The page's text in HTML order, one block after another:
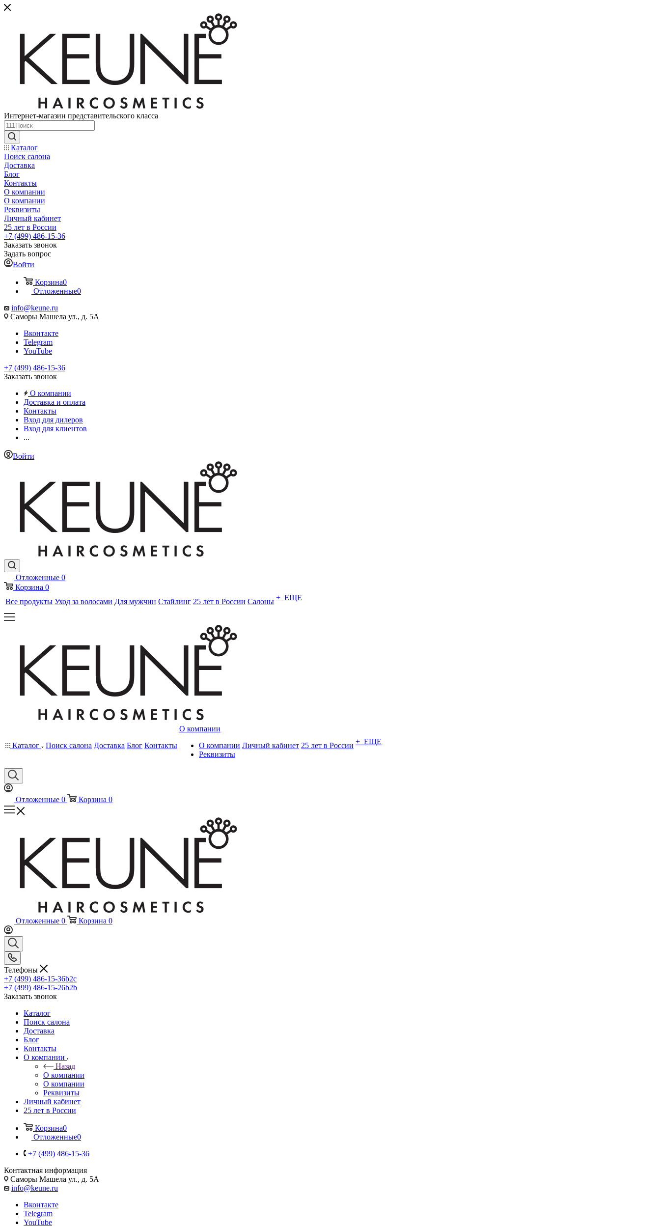
Интернет-магазин представительского класса
Каталог
Поиск салона
Доставка
Блог
Контакты
О компании
О компании
Реквизиты
Личный кабинет
25 лет в России
+7 (499) 486-15-36
Заказать звонок
Задать вопрос
Войти
Корзина0
Отложенные0
info@keune.ru
Саморы Машела ул., д. 5А
Вконтакте
Telegram
YouTube
+7 (499) 486-15-36
Заказать звонок
О компании
Доставка и оплата
Контакты
Вход для дилеров
Вход для клиентов
...
Войти
Отложенные 0
Корзина 0
Все продукты Уход за волосами Для мужчин Стайлинг 25 лет в России Салоны + ЕЩЕ
Каталог Поиск салона Доставка Блог Контакты
О компании
О компании
Реквизиты
Личный кабинет 25 лет в России + ЕЩЕ
Отложенные 0 Корзина 0
Отложенные 0 Корзина 0
Телефоны
+7 (499) 486-15-36b2c
+7 (499) 486-15-26b2b
Заказать звонок
Каталог
Поиск салона
Доставка
Блог
Контакты
О компании
Назад
О компании
О компании
Реквизиты
Личный кабинет
25 лет в России
Корзина0
Отложенные0
+7 (499) 486-15-36
Контактная информация
Саморы Машела ул., д. 5А
info@keune.ru
Вконтакте
Telegram
YouTube